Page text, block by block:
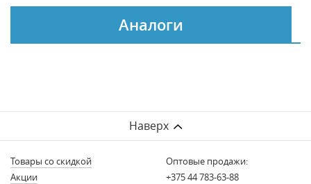
Аналоги
Наверх
Товары со скидкой
Акции
Оптовые продажи:
+375 44 783-63-88